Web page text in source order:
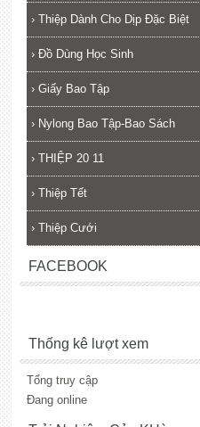
› Thiệp Dành Cho Dịp Đặc Biệt
› Đồ Dùng Học Sinh
› Giấy Bao Tập
› Nylong Bao Tập-Bao Sách
› THIỆP 20 11
› Thiệp Tết
› Thiệp Cưới
FACEBOOK
Thống kê lượt xem
Tổng truy cập
Đang online